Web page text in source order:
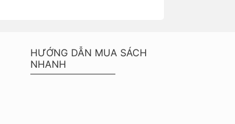
HƯỚNG DẪN MUA SÁCH
NHANH